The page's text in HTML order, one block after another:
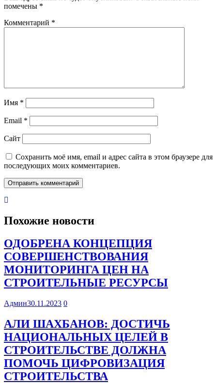
помечены *
Комментарий *
Имя *
Email *
Сайт
Сохранить моё имя, email и адрес сайта в этом браузере для
последующих моих комментариев.
Похожие новости
ОДОБРЕНА КОНЦЕПЦИЯ
СОВЕРШЕНСТВОВАНИЯ
МОНИТОРИНГА ЦЕН НА
СТРОИТЕЛЬНЫЕ РЕСУРСЫ
Админ30.11.2023 0
АЛИ ШАХБАНОВ: ДОСТИЧЬ
НАЦИОНАЛЬНЫХ ЦЕЛЕЙ В
СТРОИТЕЛЬСТВЕ ДОЛЖНА
ПОМОЧЬ ЦИФРОВИЗАЦИЯ
СТРОИТЕЛЬСТВА